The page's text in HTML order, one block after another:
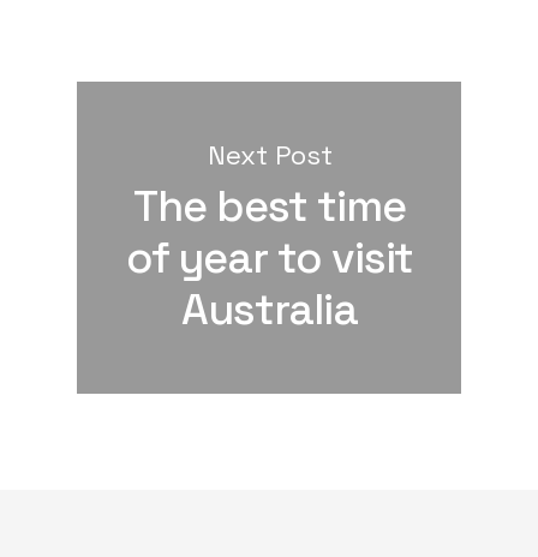
Next Post
The best time
of year to visit
Australia